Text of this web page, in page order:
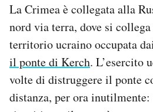
La Crimea è collegata alla
nord via terra, dove si
territorio ucraino occupata
il ponte di Kerch. L’esercito
volte di distruggere il ponte
distanza, per ora